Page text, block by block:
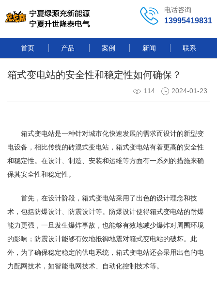
电话咨询
13995419831
首页 产品 案例 新闻 联系
箱式变电站的安全性和稳定性如何确保？
114 2024-01-23
箱式变电站是一种针对城市化快速发展的需求而设计的新型变
电设备，相比传统的砖混式变电站，箱式变电站有着更高的安全性
和稳定性。在设计、制造、安装和运维等方面有一系列的措施来确
保其安全性和稳定性。
首先，在设计阶段，箱式变电站采用了出色的设计理念和技
术，包括防爆设计、防震设计等。防爆设计使得箱式变电站的耐爆
能力更强，一旦发生爆炸事故，也能够有效地减少爆炸对周围环境
的影响；防震设计能够有效地抵御地震对箱式变电站的破坏。此
外，为了确保稳定稳定的供电系统，箱式变电站还会采用出色的电
力配网技术，如智能电网技术、自动化控制技术等。